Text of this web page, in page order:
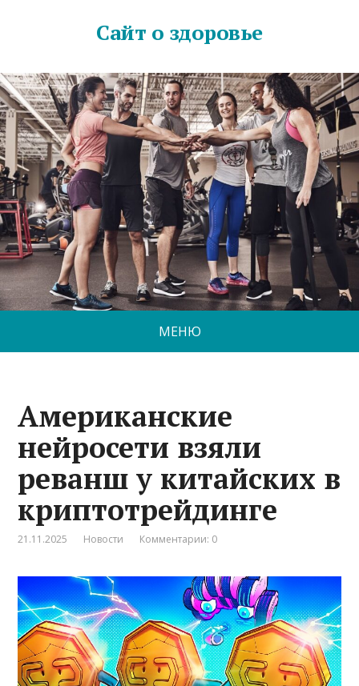
Сайт о здоровье
МЕНЮ
Американские
нейросети взяли
реванш у китайских в
криптотрейдинге
21.11.2025 Новости Комментарии: 0